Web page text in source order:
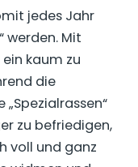
jedes Jahr
werden. Mit
kaum zu
die
zu befriedigen,
voll und ganz